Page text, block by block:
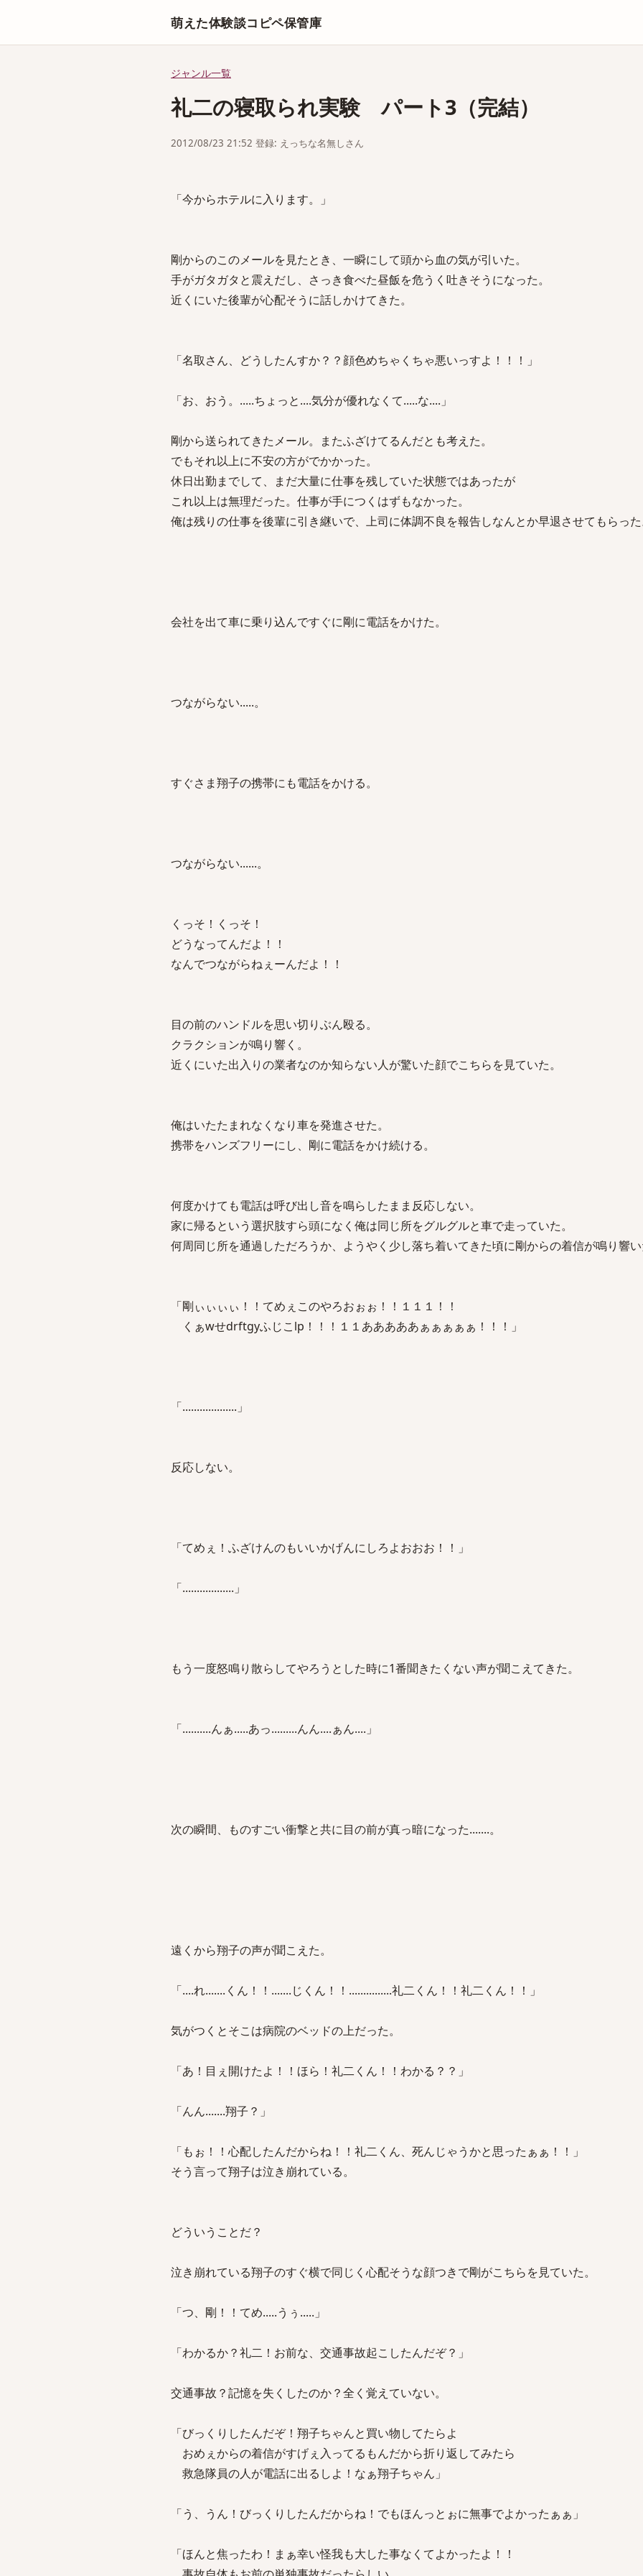
萌えた体験談コピペ保管庫
ジャンル一覧
礼二の寝取られ実験 パート3（完結）
2012/08/23 21:52 登録: えっちな名無しさん
「今からホテルに入ります。」
剛からのこのメールを見たとき、一瞬にして頭から血の気が引いた。
手がガタガタと震えだし、さっき食べた昼飯を危うく吐きそうになった。
近くにいた後輩が心配そうに話しかけてきた。
「名取さん、どうしたんすか？？顔色めちゃくちゃ悪いっすよ！！！」
「お、おう。.....ちょっと....気分が優れなくて.....な....」
剛から送られてきたメール。またふざけてるんだとも考えた。
でもそれ以上に不安の方がでかかった。
休日出勤までして、まだ大量に仕事を残していた状態ではあったが
これ以上は無理だった。仕事が手につくはずもなかった。
俺は残りの仕事を後輩に引き継いで、上司に体調不良を報告しなんとか早退させてもらっ
会社を出て車に乗り込んですぐに剛に電話をかけた。
つながらない.....。
すぐさま翔子の携帯にも電話をかける。
つながらない......。
くっそ！くっそ！
どうなってんだよ！！
なんでつながらねぇーんだよ！！
目の前のハンドルを思い切りぶん殴る。
クラクションが鳴り響く。
近くにいた出入りの業者なのか知らない人が驚いた顔でこちらを見ていた。
俺はいたたまれなくなり車を発進させた。
携帯をハンズフリーにし、剛に電話をかけ続ける。
何度かけても電話は呼び出し音を鳴らしたまま反応しない。
家に帰るという選択肢すら頭になく俺は同じ所をグルグルと車で走っていた。
何周同じ所を通過しただろうか、ようやく少し落ち着いてきた頃に剛からの着信が鳴り響
「剛ぃぃぃぃ！！てめぇこのやろおぉぉ！！１１１！！
くぁwせdrftgyふじこlp！！！１１あああああぁぁぁぁぁ！！！」
「...................」
反応しない。
「てめぇ！ふざけんのもいいかげんにしろよおおお！！」
「..................」
もう一度怒鳴り散らしてやろうとした時に1番聞きたくない声が聞こえてきた。
「..........んぁ.....あっ.........んん....ぁん....」
次の瞬間、ものすごい衝撃と共に目の前が真っ暗になった.......。
遠くから翔子の声が聞こえた。
「....れ.......くん！！.......じくん！！...............礼二くん！！礼二くん！！」
気がつくとそこは病院のベッドの上だった。
「あ！目ぇ開けたよ！！ほら！礼二くん！！わかる？？」
「んん.......翔子？」
「もぉ！！心配したんだからね！！礼二くん、死んじゃうかと思ったぁぁ！！」
そう言って翔子は泣き崩れている。
どういうことだ？
泣き崩れている翔子のすぐ横で同じく心配そうな顔つきで剛がこちらを見ていた。
「つ、剛！！てめ.....うぅ.....」
「わかるか？礼二！お前な、交通事故起こしたんだぞ？」
交通事故？記憶を失くしたのか？全く覚えていない。
「びっくりしたんだぞ！翔子ちゃんと買い物してたらよ
おめぇからの着信がすげぇ入ってるもんだから折り返してみたら
救急隊員の人が電話に出るしよ！なぁ翔子ちゃん」
「う、うん！びっくりしたんだからね！でもほんっとぉに無事でよかったぁぁ」
「ほんと焦ったわ！まぁ幸い怪我も大した事なくてよかったよ！！